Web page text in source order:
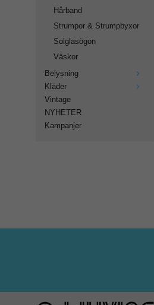
Hårband
Strumpor & Strumpbyxor
Solglasögon
Väskor
Belysning
Kläder
Vintage
NYHETER
Kampanjer